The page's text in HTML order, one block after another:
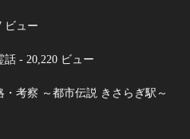
ビュー
話 - 20,220 ビュー
考察 ～都市伝説 きさらぎ駅～